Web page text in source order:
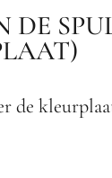
DE
de